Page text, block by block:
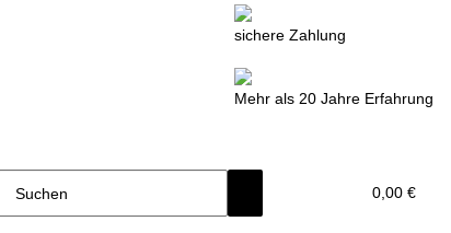
sichere Zahlung
Mehr als 20 Jahre Erfahrung
0,00 €